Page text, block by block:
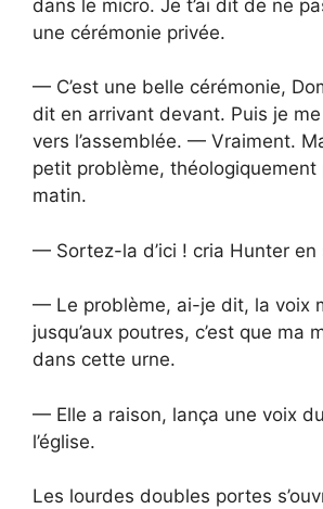
dans le micro. Je t’ai dit de ne
une cérémonie privée.
— C’est une belle cérémonie,
dit en arrivant devant. Puis je
vers l’assemblée. — Vraiment.
petit problème, théologiquement
matin.
— Sortez-la d’ici ! cria Hunter en
— Le problème, ai-je dit, la voix
jusqu’aux poutres, c’est que ma
dans cette urne.
— Elle a raison, lança une voix
l’église.
Les lourdes doubles portes